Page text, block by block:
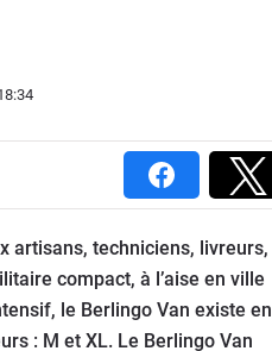
artisans, techniciens, livreurs,
compact, à l’aise en ville
le Berlingo Van existe en
: M et XL. Le Berlingo Van